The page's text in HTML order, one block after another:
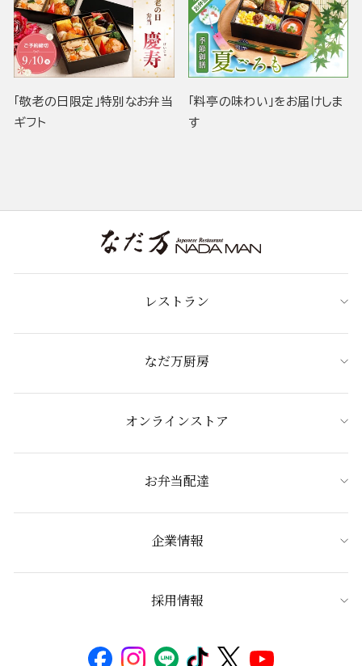
「敬老の日限定」特別なお弁当
ギフト
「料亭の味わい」をお届けしま
す
レストラン
なだ万厨房
オンラインストア
お弁当配達
企業情報
採用情報